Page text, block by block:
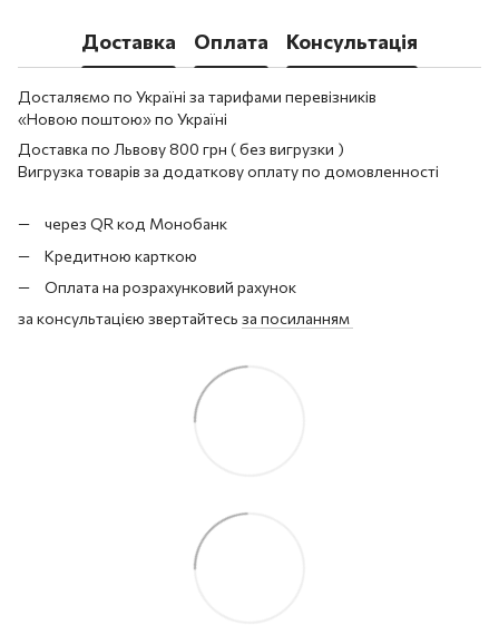
Доставка Оплата Консультація
Досталяємо по Україні за тарифами перевізників
«Новою поштою» по Україні
Доставка по Львову 800 грн ( без вигрузки )
Вигрузка товарів за додаткову оплату по домовленності
через QR код Монобанк
Кредитною карткою
Оплата на розрахунковий рахунок
за консультацією звертайтесь за посиланням